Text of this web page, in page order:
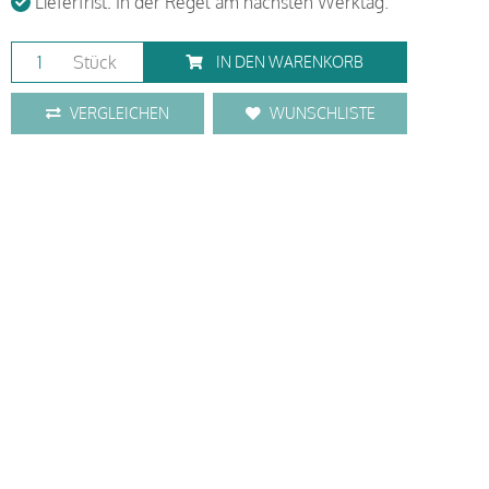
Stück IN DEN WARENKORB
VERGLEICHEN WUNSCHLISTE